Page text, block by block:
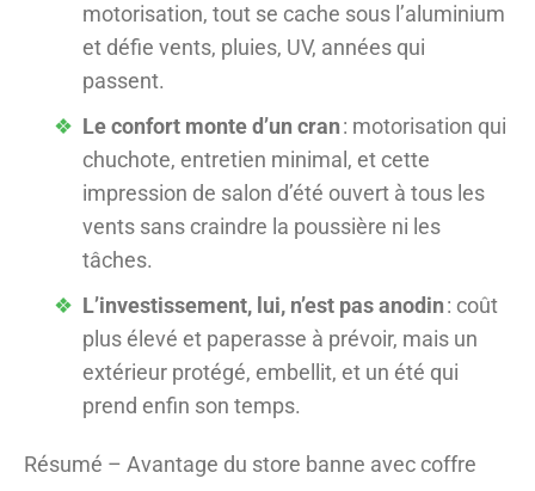
motorisation, tout se cache sous l’aluminium
et défie vents, pluies, UV, années qui
passent.
Le confort monte d’un cran: motorisation qui
chuchote, entretien minimal, et cette
impression de salon d’été ouvert à tous les
vents sans craindre la poussière ni les
tâches.
L’investissement, lui, n’est pas anodin: coût
plus élevé et paperasse à prévoir, mais un
extérieur protégé, embellit, et un été qui
prend enfin son temps.
Résumé – Avantage du store banne avec coffre